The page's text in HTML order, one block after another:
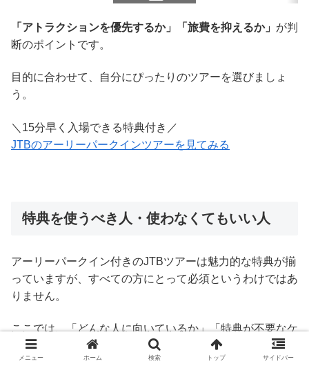
「アトラクションを優先するか」「旅費を抑えるか」 が判
断のポイントです。
目的に合わせて、自分にぴったりのツアーを選びましょ
う。
＼15分早く入場できる特典付き／
JTBのアーリーパークインツアーを見てみる
特典を使うべき人・使わなくてもいい人
アーリーパークイン付きのJTBツアーは魅力的な特典が揃
っていますが、すべての方にとって必須というわけではあ
りません。
ここでは、「どんな人に向いているか」「特典が不要なケ
ース」を具体的に見ていきましょう。
メニュー ホーム 検索 トップ サイドバー